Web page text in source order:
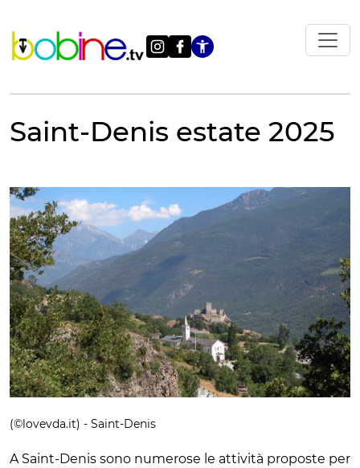
contenuto
Apri le
Saint-Denis estate 2025
(©lovevda.it) - Saint-Denis
A Saint-Denis sono numerose le attività proposte per